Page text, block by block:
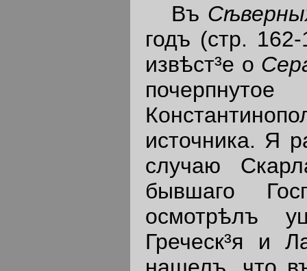
Въ
годъ (стр.
извѣст³е о
источника. Я
случаю
бывшаго
осмотрѣлъ
Греческ³я и